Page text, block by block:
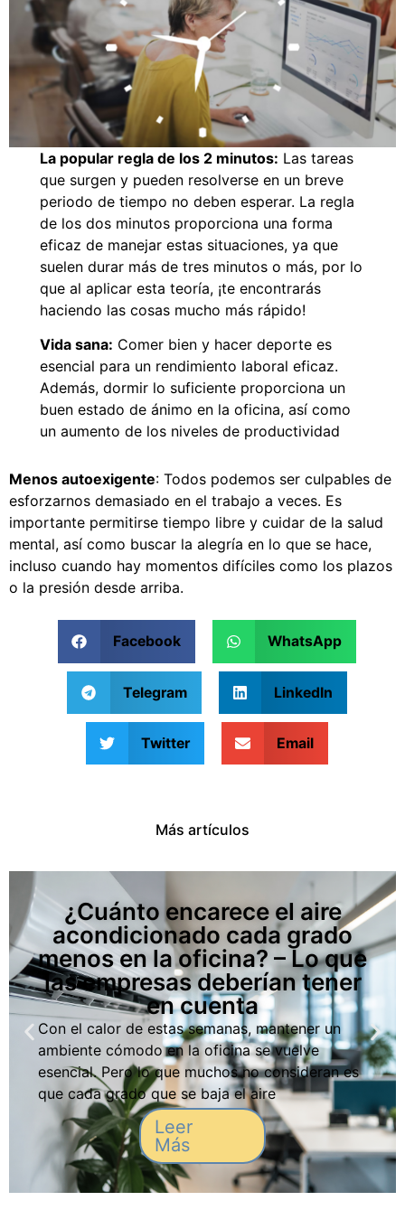
La popular regla de los 2 minutos: Las tareas
que surgen y pueden resolverse en un breve
periodo de tiempo no deben esperar. La regla
de los dos minutos proporciona una forma
eficaz de manejar estas situaciones, ya que
suelen durar más de tres minutos o más, por lo
que al aplicar esta teoría, ¡te encontrarás
haciendo las cosas mucho más rápido!
Vida sana: Comer bien y hacer deporte es
esencial para un rendimiento laboral eficaz.
Además, dormir lo suficiente proporciona un
buen estado de ánimo en la oficina, así como
un aumento de los niveles de productividad
Menos autoexigente: Todos podemos ser culpables de
esforzarnos demasiado en el trabajo a veces. Es
importante permitirse tiempo libre y cuidar de la salud
mental, así como buscar la alegría en lo que se hace,
incluso cuando hay momentos difíciles como los plazos
o la presión desde arriba.
Facebook WhatsApp
Telegram LinkedIn
Twitter Email
Más artículos
¿Cuánto encarece el aire
acondicionado cada grado
menos en la oficina? – Lo que
las empresas deberían tener
en cuenta
Con el calor de estas semanas, mantener un
ambiente cómodo en la oficina se vuelve
esencial. Pero lo que muchos no consideran es
que cada grado que se baja el aire
acondicionado puede aumentar la factura
eléctrica hasta un 11 %. En un contexto de
subida de tarifas y eliminación
Leer
Más